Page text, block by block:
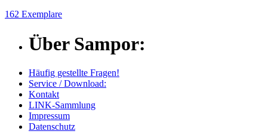
162 Exemplare
Über Sampor:
Häufig gestellte Fragen!
Service / Download:
Kontakt
LINK-Sammlung
Impressum
Datenschutz